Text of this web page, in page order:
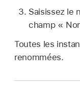
Saisissez le
champ «
Toutes les
renommées.